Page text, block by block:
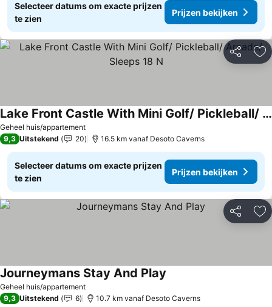
Selecteer datums om exacte prijzen
te zien
Prijzen bekijken
Delen
Geheel huis/appartement
Lake Front Castle With Mini Golf/ Pickleball/ Arcade/ Sleeps 18 N
9,3 Uitstekend 20 16.5 km vanaf Desoto Caverns
Selecteer datums om exacte prijzen
te zien
Prijzen bekijken
Delen
Geheel huis/appartement
Journeymans Stay And Play
9,3 Uitstekend 6 10.7 km vanaf Desoto Caverns